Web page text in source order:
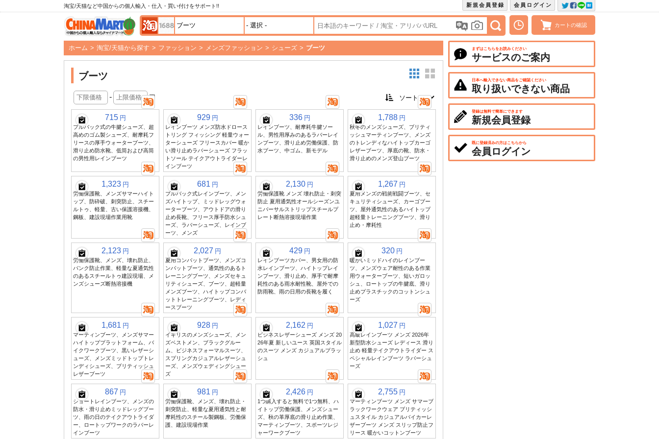
淘宝/天猫など中国からの個人輸入・仕入・買い付けをサポート!! 会員ログイン
新規会員登録
カートの確認
ホーム > 淘宝/天猫から探す > ファッション > メンズファッション > シューズ > ブーツ
ブーツ
- 円
715 円
プルバック式の牛腱シューズ、超
高めのゴム製シューズ、耐摩耗フ
リースの厚手ウォーターブーツ、
滑り止め防水靴、低筒および高筒
の男性用レインブーツ
929 円
レインブーツ メンズ防水ドロース
トリング フィッシング 軽量ウォー
ターシューズ フリースカバー 暖か
い滑り止めラバーシューズ フラッ
トソール テイクアウトライダーレ
インブーツ
336 円
レインブーツ、耐摩耗牛腱ソー
ル、男性用厚みのあるラバーレイ
ンブーツ、滑り止め労働保護、防
水ブーツ、中ゴム、新モデル
1,788 円
秋冬のメンズシューズ、ブリティ
ッシュマーティンブーツ、メンズ
のトレンディなハイトップカーゴ
レザーブーツ、厚底の靴、防水・
滑り止めのメンズ登山ブーツ
1,323 円
労働保護靴、メンズサマーハイト
ップ、防砕破、刺突防止、スチー
ルトゥ、軽量、古い保護溶接機、
鋼板、建設現場作業用靴
681 円
プルバック式レインブーツ、メン
ズハイトップ、ミッドレッグウォ
ーターブーツ、アウトドアの滑り
止め長靴、フリース厚手防水シュ
ーズ、ラバーシューズ、レインブ
ーツ、メンズ
2,130 円
労働保護靴 メンズ 壊れ防止・刺突
防止 夏用通気性オールシーズンユ
ニバーサルストリップスチールプ
レート断熱溶接現場作業
1,267 円
夏用メンズの戦術戦闘ブーツ、セ
キュリティシューズ、カーゴブー
ツ、屋外通気性のあるハイトップ
超軽量トレーニングブーツ、滑り
止め・摩耗性
2,123 円
労働保護靴、メンズ、壊れ防止、
パンク防止作業、軽量な夏通気性
のあるスチールトゥ建設現場、メ
ンズシューズ断熱溶接機
2,027 円
夏用コンバットブーツ、メンズコ
ンバットブーツ、通気性のあるト
レーニングブーツ、メンズセキュ
リティシューズ、ブーツ、超軽量
メンズブーツ、ハイトップコンバ
ットトレーニングブーツ、レディ
ースブーツ
429 円
レインブーツカバー、男女用の防
水レインブーツ、ハイトップレイ
ンブーツ、滑り止め、厚手で耐摩
耗性のある雨水耐性靴、屋外での
防雨靴、雨の日用の長靴を履く
320 円
暖かいミッドハイのレインブー
ツ、メンズウェア耐性のある作業
用ウォーターブーツ、短いガロッ
シュ、ロートップの牛腱底、滑り
止めプラスチックのコットンシュ
ーズ
1,681 円
マーティンブーツ、メンズサマー
ハイトッププラットフォーム、バ
イクワークブーツ、黒いレザーシ
ューズ、メンズミッドトップトレ
ンディシューズ、ブリティッシュ
レザーブーツ
928 円
イギリスのメンズシューズ、メン
ズベストメン、ブラックグルー
ム、ビジネスフォーマルスーツ、
スプリングカジュアルレザーシュ
ーズ、メンズウェディングシュー
ズ
2,162 円
ビジネスレザーシューズ メンズ 20
26年夏 新しいユース 英国スタイル
のスーツ メンズ カジュアルプラッ
シュ
1,027 円
高級レインブーツ メンズ 2026年
新型防水シューズ レディース 滑り
止め 軽量テイクアウトライダー ス
ペシャルレインブーツ ラバーシュ
ーズ
867 円
ショートレインブーツ、メンズの
防水・滑り止めミッドレッグブー
ツ、雨の日のテイクアウトライダ
ー、ロートップワークのラバーレ
インブーツ
981 円
労働保護靴、メンズ、壊れ防止・
刺突防止、軽量な夏用通気性と耐
摩耗性のスチール製鋼板、労働保
護、建設現場作業
2,426 円
1つ購入すると無料で1つ無料、ハ
イトップ労働保護、メンズシュー
ズ、秋の革厚底の滑り止め作業、
マーティンブーツ、スポーツレジ
ャーワークブーツ
2,755 円
マーティンブーツ メンズ サマーブ
ラックワークウェア ブリティッシ
ュスタイル カジュアルバイカーレ
ザーブーツ メンズ スリップ防止フ
リース 暖かいコットンブーツ
まずはこちらをお読みください
サービスのご案内
日本へ輸入できない商品をご確認ください
取り扱いできない商品
登録は無料で簡単にできます
新規会員登録
既に登録済みの方はこちらから
会員ログイン